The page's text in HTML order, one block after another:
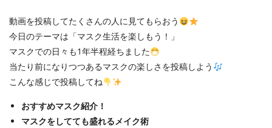
動画を投稿してたくさんの人に見てもらおう
今日のテーマは「マスク生活を楽しもう！」
マスクでの日々も1年半程経ちました
当たり前になりつつあるマスクの楽しさを投稿しよう
こんな感じで投稿してね
おすすめマスク紹介！
マスクをしてても盛れるメイク術